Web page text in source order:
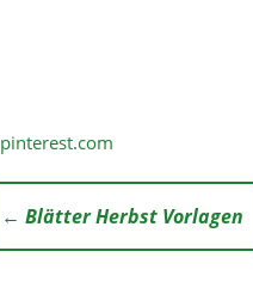
pinterest.com
← Blätter Herbst Vorlagen